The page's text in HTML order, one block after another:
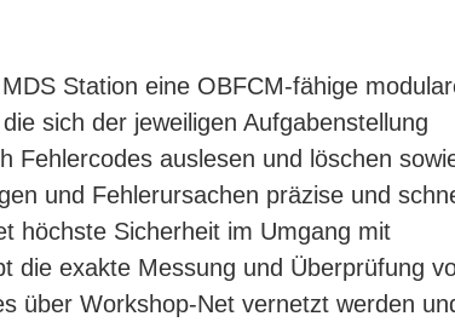
Station eine OBFCM-fähige
sich der jeweiligen Aufgabenstellung
Fehlercodes auslesen und löschen
und Fehlerursachen präzise und
höchste Sicherheit im Umgang mit
die exakte Messung und Überprüfung
über Workshop-Net vernetzt werden